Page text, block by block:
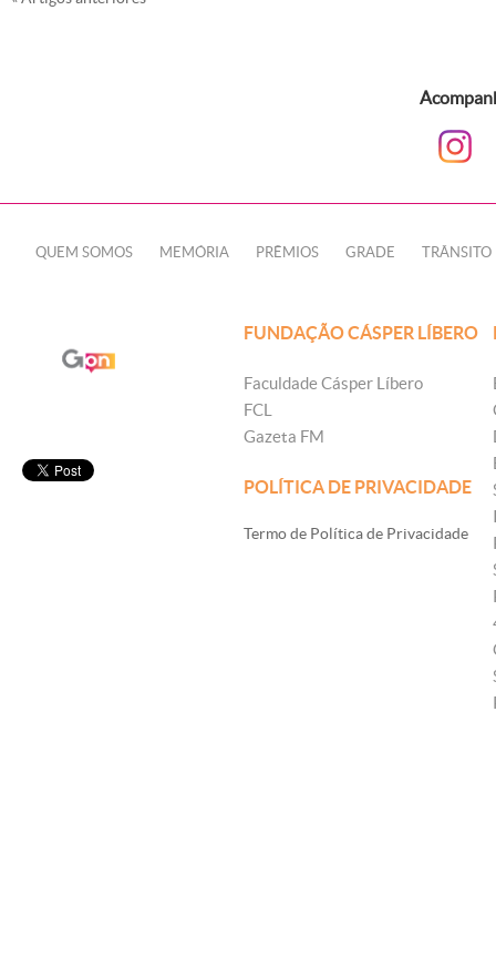
QUEM SOMOS MEMÓRIA PRÊMIOS GRADE TRÂNSITO
FUNDAÇÃO CÁSPER LÍBERO
Faculdade Cásper Líbero
FCL
Gazeta FM
POLÍTICA DE PRIVACIDADE
Termo de Política de Privacidade